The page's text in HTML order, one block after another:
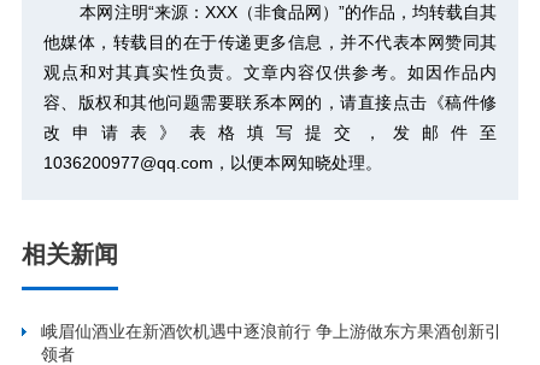
本网注明“来源：XXX（非食品网）”的作品，均转载自其
他媒体，转载目的在于传递更多信息，并不代表本网赞同其
观点和对其真实性负责。文章内容仅供参考。如因作品内
容、版权和其他问题需要联系本网的，请直接点击 《稿件修
改申请表》 表格填写提交，发邮件至
1036200977@qq.com，以便本网知晓处理。
相关新闻
峨眉仙酒业在新酒饮机遇中逐浪前行 争上游做东方果酒创新引
领者